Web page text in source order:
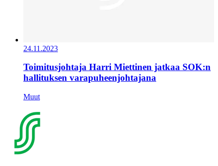
24.11.2023
Toimitusjohtaja Harri Miettinen jatkaa SOK:n
hallituksen varapuheenjohtajana
Muut